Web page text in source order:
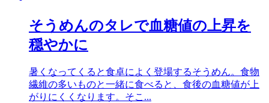
そうめんのタレで血糖値の上昇を
穏やかに
暑くなってくると食卓によく登場するそうめん。食物
繊維の多いものと一緒に食べると、食後の血糖値が上
がりにくくなります。そこ...